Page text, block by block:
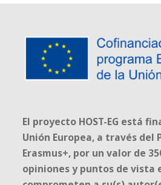
El proyecto HOST-EG está
Unión Europea, a través del
Erasmus+, por un valor de
opiniones y puntos de vista